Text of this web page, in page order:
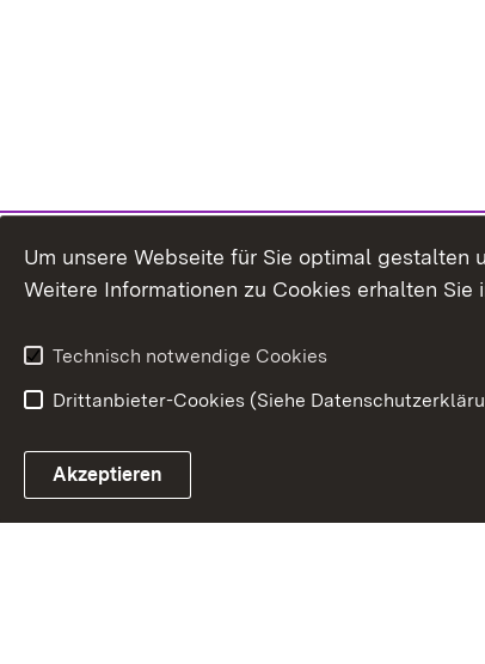
Um unsere Webseite für Sie optimal gestalten
Weitere Informationen zu Cookies erhalten
Technisch notwendige Cookies
Drittanbieter-Cookies (Siehe
Akzeptieren